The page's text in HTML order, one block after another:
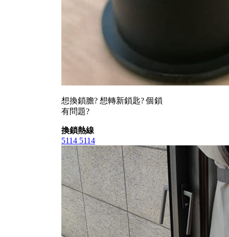
想換鎖膽? 想轉新鎖匙? 個鎖
有問題?
換鎖熱線
5114 5114